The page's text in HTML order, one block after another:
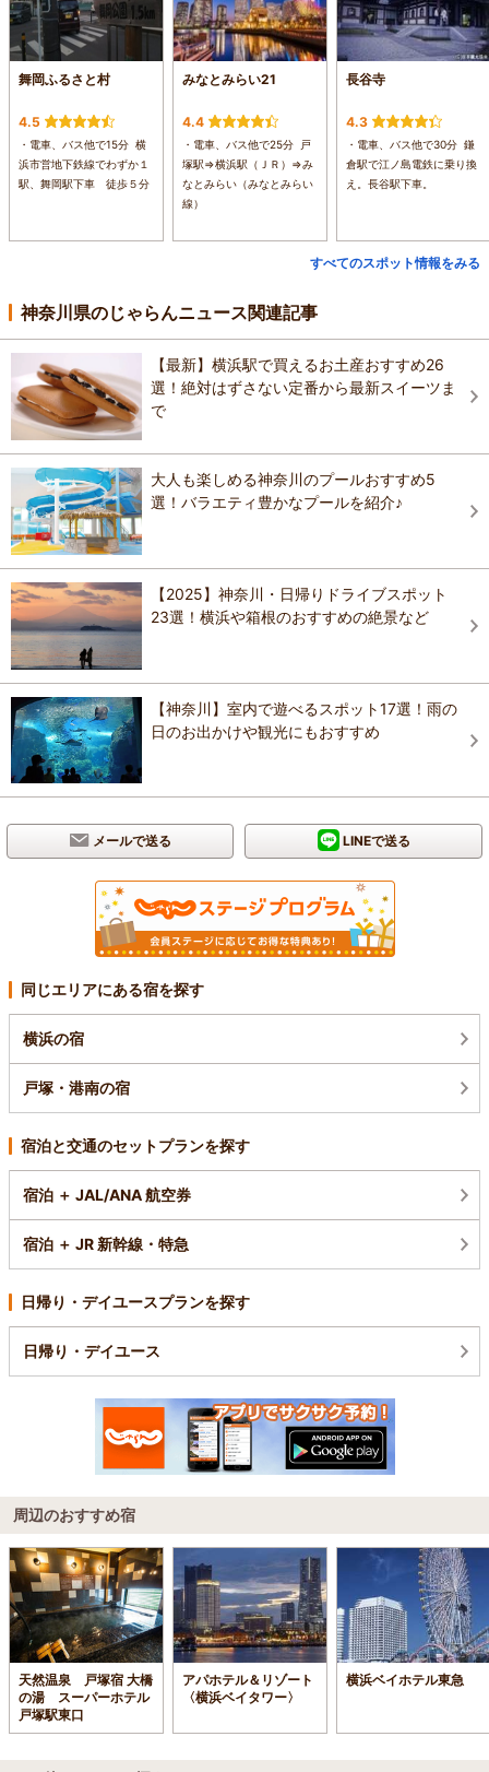
舞岡ふるさと村
4.5
・電車、バス他で15分 横
浜市営地下鉄線でわずか１
駅、舞岡駅下車 徒歩５分
みなとみらい21
4.4
・電車、バス他で25分 戸
塚駅⇒横浜駅（ＪＲ）⇒み
なとみらい（みなとみらい
線）
長谷寺
4.3
・電車、バス他で30分 鎌
倉駅で江ノ島電鉄に乗り換
え。長谷駅下車。
すべてのスポット情報をみる
神奈川県のじゃらんニュース関連記事
【最新】横浜駅で買えるお土産おすすめ26
選！絶対はずさない定番から最新スイーツま
で
大人も楽しめる神奈川のプールおすすめ5
選！バラエティ豊かなプールを紹介♪
【2025】神奈川・日帰りドライブスポット
23選！横浜や箱根のおすすめの絶景など
【神奈川】室内で遊べるスポット17選！雨の
日のお出かけや観光にもおすすめ
メールで送る LINEで送る
同じエリアにある宿を探す
横浜の宿
戸塚・港南の宿
宿泊と交通のセットプランを探す
宿泊 ＋ JAL/ANA 航空券
宿泊 ＋ JR 新幹線・特急
日帰り・デイユースプランを探す
日帰り・デイユース
周辺のおすすめ宿
天然温泉 戸塚宿 大橋
の湯 スーパーホテル
戸塚駅東口
アパホテル＆リゾート
〈横浜ベイタワー〉
横浜ベイホテル東急